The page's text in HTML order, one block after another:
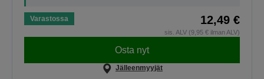
Varastossa 12,49 €
sis. ALV (9,95 € ilman ALV)
Osta nyt
Jälleenmyyjät